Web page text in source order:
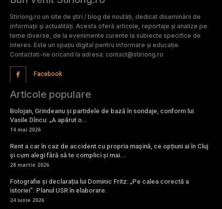
Stiriong.ro un site de știri / blog de noutăți, dedicat diseminării de
informații și actualități. Acesta oferă articole, reportaje și analize pe
teme diverse, de la evenimente curente la subiecte specifice de
interes. Este un spațiu digital pentru informare și educație.
Contactati-ne oricand la adresa: contact@stiriong.ro
Facebook
Articole populare
Bolojan, Grindeanu și partidele de bază în sondaje, conform lui
Vasile Dîncu: „A apărut o…
14 mai 2026
Rent a car în caz de accident cu propria mașină, ce opțiuni ai în Cluj
și cum alegi fără să te complici și mai...
28 martie 2026
Fotografie și declarația lui Dominic Fritz: „Pe calea corectă a
istoriei”. Planul USR în elaborare.
24 iunie 2026